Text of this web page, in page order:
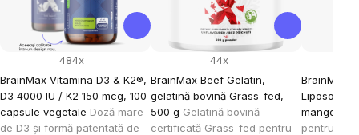
BrainMax Vitamina D3 & K2®,
D3 4000 IU / K2 150 mcg, 100
capsule vegetale Doză mare
de D3 și formă patentată de
484x
BrainMax Beef Gelatin,
gelatină bovină Grass-fed,
500 g Gelatină bovină
certificată Grass-fed pentru
44x
BrainMax
Liposomal
mango,
pentru